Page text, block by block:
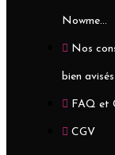
Nowme...
Nos
bien avisés
FAQ et
CGV